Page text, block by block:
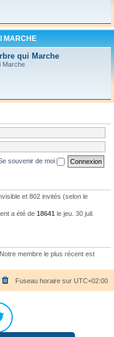
MARCHE
qui Marche
Marche
souvenir de moi
et 802 invités (selon le
a été de 18641 le jeu. 30 juil.
membre le plus récent est
Fuseau horaire sur UTC+02:00